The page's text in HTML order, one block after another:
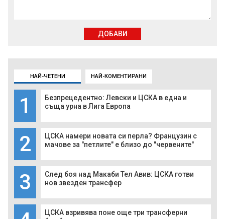
НАЙ-ЧЕТЕНИ НАЙ-КОМЕНТИРАНИ
1
Безпрецедентно: Левски и ЦСКА в една и
съща урна в Лига Европа
2
ЦСКА намери новата си перла? Французин с
мачове за "петлите" е близо до "червените"
3
След боя над Макаби Тел Авив: ЦСКА готви
нов звезден трансфер
ЦСКА взривява поне още три трансферни
ДОБАВИ